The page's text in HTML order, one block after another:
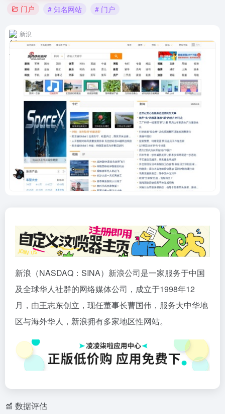
门户 # 知名网站 # 门户
新浪
新浪（NASDAQ：SINA）新浪公司是一家服务于中国
及全球华人社群的网络媒体公司，成立于1998年12
月，由王志东创立，现任董事长曹国伟，服务大中华地
区与海外华人，新浪拥有多家地区性网站。
数据评估